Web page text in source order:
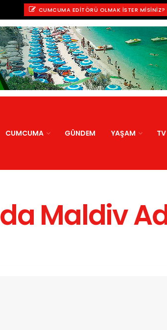
CUMCUMA EDITÖRÜ OLMAK İSTER MISINIZ?
CUMCUMA GÜNDEM YAŞAM TV
Maldiv